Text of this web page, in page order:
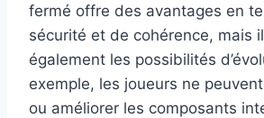
fermé offre des avantages en
sécurité et de cohérence, mais
également les possibilités
exemple, les joueurs ne
ou améliorer les composants